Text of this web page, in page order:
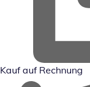
Kauf auf Rechnung